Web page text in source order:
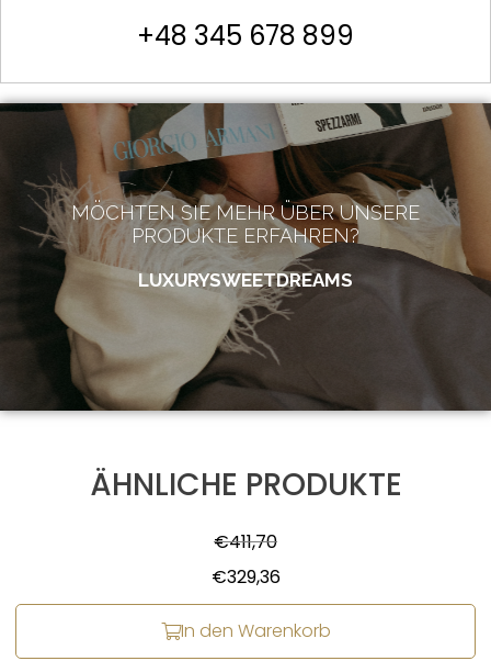
+48 345 678 899
MÖCHTEN SIE MEHR ÜBER UNSERE
PRODUKTE ERFAHREN?
LUXURYSWEETDREAMS
ÄHNLICHE PRODUKTE
€411,70
€329,36
In den Warenkorb